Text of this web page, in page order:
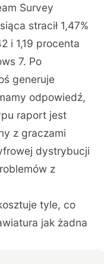
Survey
stracił 1,47%
i 1,19 procenta
7. Po
generuje
odpowiedź,
raport jest
z graczami
dystrybucji
z
tyle, co
jak żadna